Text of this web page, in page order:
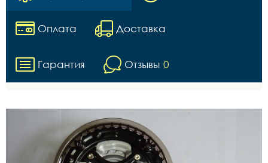
Оплата Доставка
Гарантия Отзывы 0